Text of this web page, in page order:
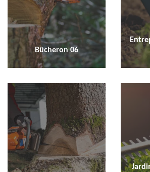
Bûcheron 06